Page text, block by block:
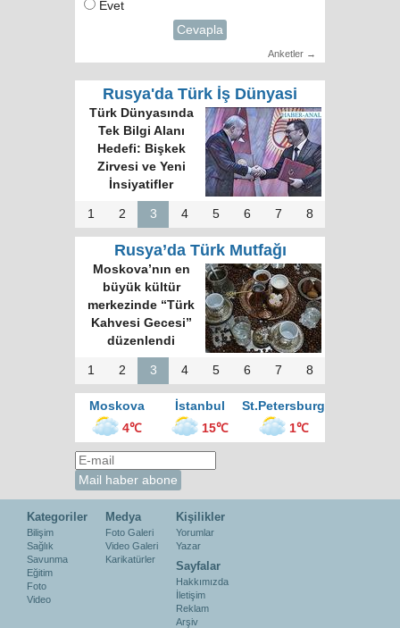
Evet
Cevapla
Anketler →
Rusya'da Türk İş Dünyasi
Türk Dünyasında
Tek Bilgi Alanı
Hedefi: Bişkek
Zirvesi ve Yeni
İnsiyatifler
1 2 3 4 5 6 7 8
Rusya’da Türk Mutfağı
Moskova’nın en
büyük kültür
merkezinde “Türk
Kahvesi Gecesi”
düzenlendi
1 2 3 4 5 6 7 8
Moskova İstanbul
St.Petersburg
4℃
15℃ 1℃
Kategoriler
Bilişim
Sağlık
Savunma
Eğitim
Foto
Video
Medya
Foto Galeri
Video Galeri
Karikatürler
Kişilikler
Yorumlar
Yazar
Sayfalar
Hakkımızda
İletişim
Reklam
Arşiv